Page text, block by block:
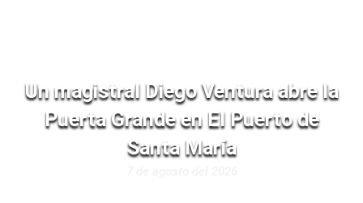
Un magistral Diego Ventura abre la
Puerta Grande en El Puerto de
Santa María